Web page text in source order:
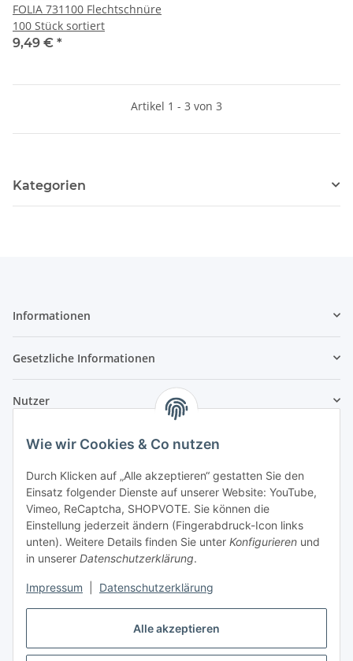
Alle akzeptieren
Wie wir Cookies & Co nutzen
Durch Klicken auf „Alle akzeptieren“ gestatten Sie den
Einsatz folgender Dienste auf unserer Website: YouTube,
Vimeo, ReCaptcha, SHOPVOTE. Sie können die
Einstellung jederzeit ändern (Fingerabdruck-Icon links
unten). Weitere Details finden Sie unter Konfigurieren und
in unserer Datenschutzerklärung.
Impressum Datenschutzerklärung
FOLIA 731100 Flechtschnüre
100 Stück sortiert
9,49 € *
Artikel 1 - 3 von 3
Kategorien
Informationen
Gesetzliche Informationen
Nutzer